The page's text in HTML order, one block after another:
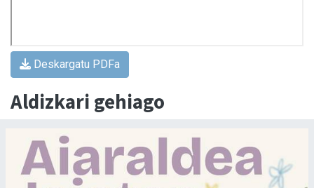
Deskargatu PDFa
Aldizkari gehiago